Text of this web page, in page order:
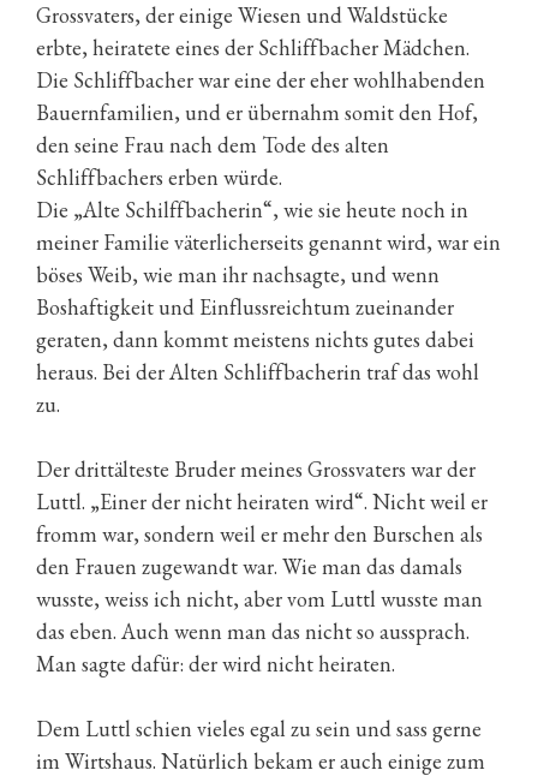
Grossvaters, der einige Wiesen und Waldstücke
erbte, heiratete eines der Schliffbacher Mädchen.
Die Schliffbacher war eine der eher wohlhabenden
Bauernfamilien, und er übernahm somit den Hof,
den seine Frau nach dem Tode des alten
Schliffbachers erben würde.
Die „Alte Schilffbacherin“, wie sie heute noch in
meiner Familie väterlicherseits genannt wird, war ein
böses Weib, wie man ihr nachsagte, und wenn
Boshaftigkeit und Einflussreichtum zueinander
geraten, dann kommt meistens nichts gutes dabei
heraus. Bei der Alten Schliffbacherin traf das wohl
zu.
Der drittälteste Bruder meines Grossvaters war der
Luttl. „Einer der nicht heiraten wird“. Nicht weil er
fromm war, sondern weil er mehr den Burschen als
den Frauen zugewandt war. Wie man das damals
wusste, weiss ich nicht, aber vom Luttl wusste man
das eben. Auch wenn man das nicht so aussprach.
Man sagte dafür: der wird nicht heiraten.
Dem Luttl schien vieles egal zu sein und sass gerne
im Wirtshaus. Natürlich bekam er auch einige zum